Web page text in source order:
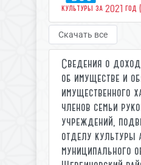
культуры за 2021 год
Скачать все
Сведения о
об имуществе и
имущественного
членов семьи
учреждений,
отделу культуры
муниципального